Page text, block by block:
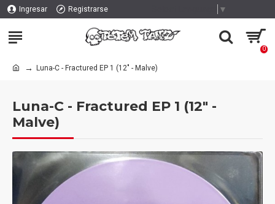
Ingresar Registrarse ▼
0
Luna-C - Fractured EP 1 (12" - Malve)
Luna-C - Fractured EP 1 (12" -
Malve)